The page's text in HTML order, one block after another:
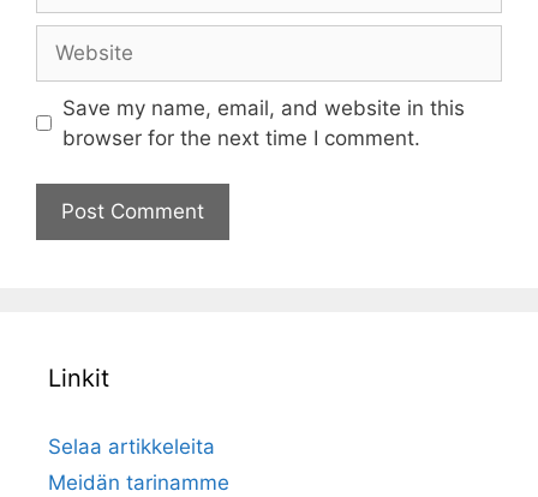
Save my name, email, and website in this
browser for the next time I comment.
Linkit
Selaa artikkeleita
Meidän tarinamme